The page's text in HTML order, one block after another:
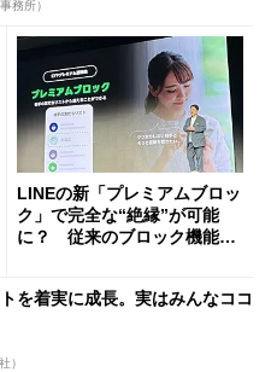
務所）
LINEの新「プレミアムブロッ
ク」で完全な“絶縁”が可能
に？ 従来のブロック機能と
を着実に成長。実はみんなココ
）